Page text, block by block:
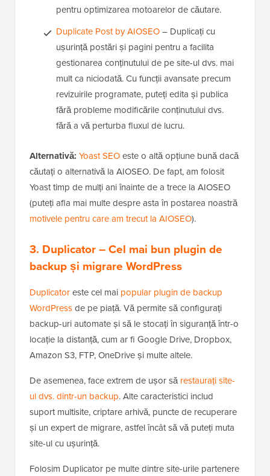
pentru optimizarea motoarelor de căutare.
Duplicate Post by AIOSEO– Duplicați cu
ușurință postări și pagini pentru a facilita
gestionarea conținutului de pe site-ul dvs. mai
mult ca niciodată. Cu funcții avansate precum
revizuirile programate, puteți edita și publica
fără probleme modificările conținutului dvs.
fără a vă perturba fluxul de lucru.
Alternativă: Yoast SEOeste o altă opțiune bună dacă
căutați o alternativă la AIOSEO. De fapt, am folosit
Yoast timp de mulți ani înainte de a trece la AIOSEO
(puteți afla mai multe despre asta în postarea noastră
motivele pentru care am trecut la AIOSEO).
3. Duplicator– Cel mai bun plugin de
backup și migrare WordPress
Duplicatoreste cel mai popular plugin de backup
WordPressde pe piață. Vă permite să configurați
backup-uri automate și să le stocați în siguranță într-o
locație la distanță, cum ar fi Google Drive, Dropbox,
Amazon S3, FTP, OneDrive și multe altele.
De asemenea, face extrem de ușor sărestaurați site-
ul dvs. dintr-un backup. Alte caracteristici includ
suport multisite, criptare arhivă, puncte de recuperare
și un expert de migrare, astfel încât să vă puteți muta
site-ul cu ușurință.
Folosim Duplicator pe multe dintre site-urile partenere